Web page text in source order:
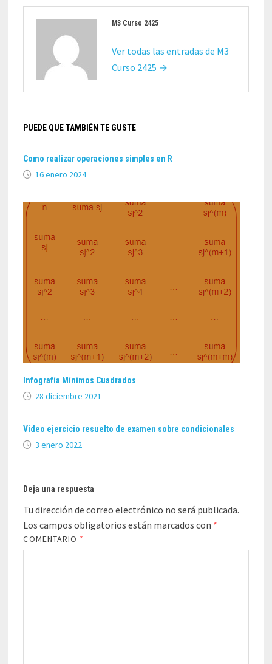
M3 Curso 2425
Ver todas las entradas de M3
Curso 2425 →
PUEDE QUE TAMBIÉN TE GUSTE
Como realizar operaciones simples en R
16 enero 2024
Infografía Mínimos Cuadrados
28 diciembre 2021
Video ejercicio resuelto de examen sobre condicionales
3 enero 2022
Deja una respuesta
Tu dirección de correo electrónico no será publicada.
Los campos obligatorios están marcados con *
COMENTARIO *